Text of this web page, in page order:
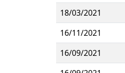
18/03/2021
16/11/2021
16/09/2021